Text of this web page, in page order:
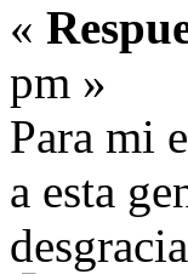
«
pm »
Para mi
a esta